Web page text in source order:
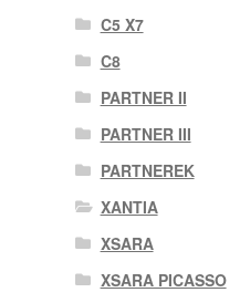
C5 X7
C8
PARTNER II
PARTNER III
PARTNEREK
XANTIA
XSARA
XSARA PICASSO